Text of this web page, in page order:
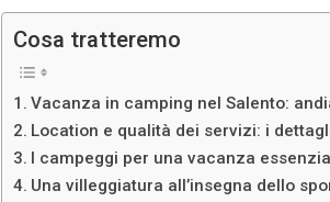
Cosa tratteremo
Vacanza in camping nel Salento:
Location e qualità dei servizi: i
I campeggi per una vacanza
Una villeggiatura all’insegna dello